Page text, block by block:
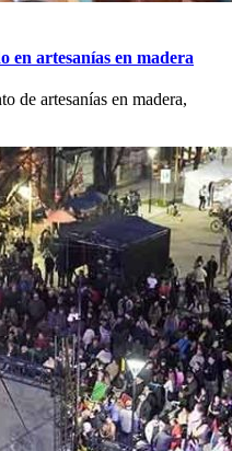
artesanías en madera
de artesanías en madera,